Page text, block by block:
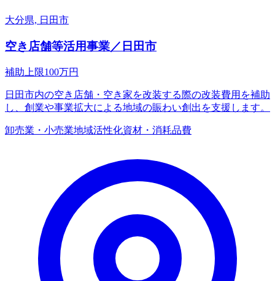
大分県, 日田市
空き店舗等活用事業／日田市
補助上限100万円
日田市内の空き店舗・空き家を改装する際の改装費用を補助
し、創業や事業拡大による地域の賑わい創出を支援します。
卸売業・小売業地域活性化資材・消耗品費